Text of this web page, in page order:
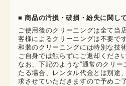
■ 商品の汚損・破損・紛失に関して
ご使用後のクリーニングは全て当
客様によるクリーニングは不要です
和装のクリーニングには特別な技
ご自身では触らずにご返却ください
なお、下記のような“通常のクリー
たる場合、レンタル代金とは別途
求させていただきますので予めご